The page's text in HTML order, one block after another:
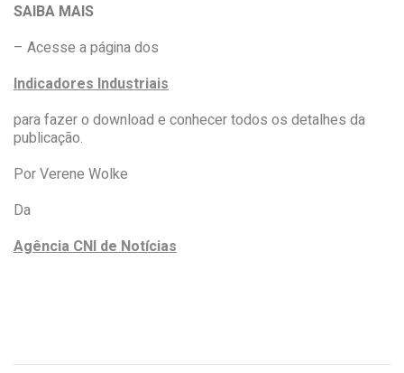
SAIBA MAIS
– Acesse a página dos
Indicadores Industriais
para fazer o download e conhecer todos os detalhes da
publicação.
Por Verene Wolke
Da
Agência CNI de Notícias